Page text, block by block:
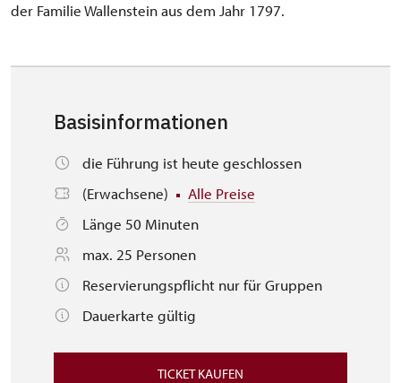
der Familie Wallenstein aus dem Jahr 1797.
Basisinformationen
die Führung ist heute geschlossen
(Erwachsene)
Alle Preise
Länge 50 Minuten
max. 25 Personen
Reservierungspflicht nur für Gruppen
Dauerkarte gültig
TICKET KAUFEN